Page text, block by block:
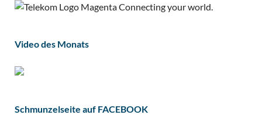
Video des Monats
Schmunzelseite auf FACEBOOK